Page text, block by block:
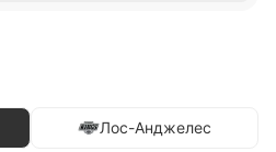
Лос-Анджелес